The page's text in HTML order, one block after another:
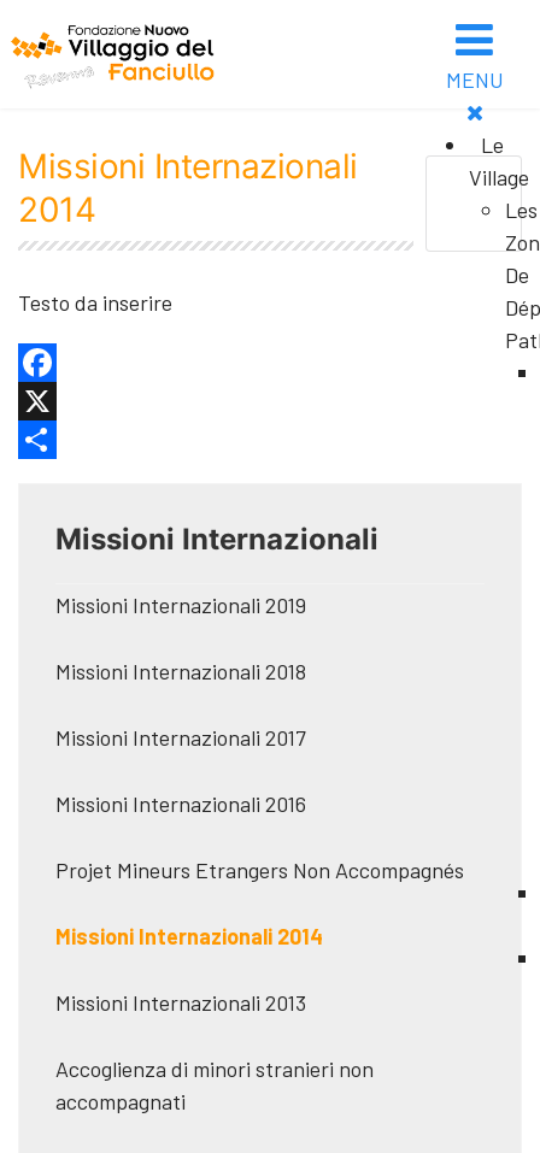
MENU
Le
Village
Les
De
Missioni Internazionali
2014
Testo da inserire
Facebook
X
Missioni Internazionali
Missioni Internazionali 2019
Missioni Internazionali 2018
Missioni Internazionali 2017
Missioni Internazionali 2016
Projet Mineurs Etrangers Non Accompagnés
Missioni Internazionali 2014
Missioni Internazionali 2013
Accoglienza di minori stranieri non
accompagnati